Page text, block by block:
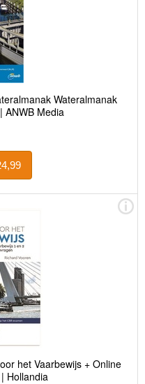
Wateralmanak
ANWB Media
€ 24,99
het Vaarbewijs + Online
Hollandia